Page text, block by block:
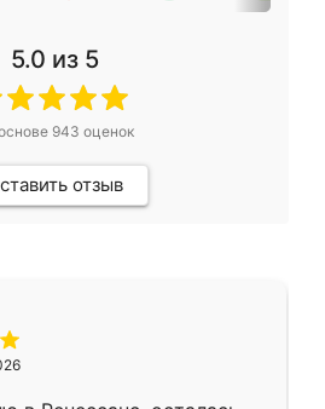
5.0 из 5
943 оценок
отзыв